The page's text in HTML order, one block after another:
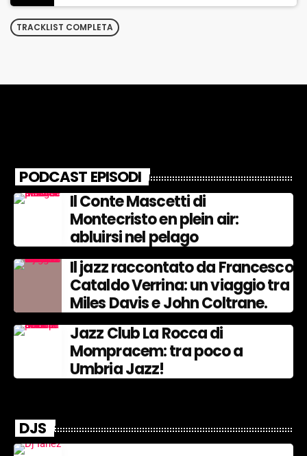
TRACKLIST COMPLETA
PODCAST EPISODI
Il Conte Mascetti di
Montecristo en plein air:
abluirsi nel pelago
Il jazz raccontato da Francesco
Cataldo Verrina: un viaggio tra
Miles Davis e John Coltrane.
Jazz Club La Rocca di
Mompracem: tra poco a
Umbria Jazz!
DJS